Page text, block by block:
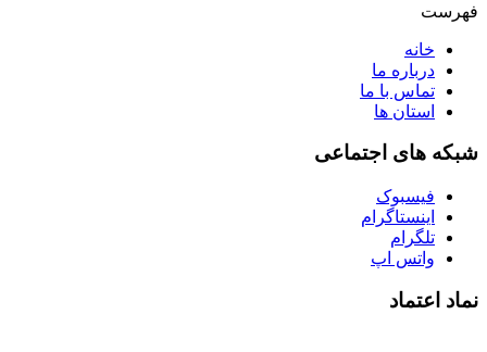
فهرست
خانه
درباره ما
تماس با ما
استان ها
شبکه های اجتماعی
فیسبوک
اینستاگرام
تلگرام
واتس اپ
نماد اعتماد